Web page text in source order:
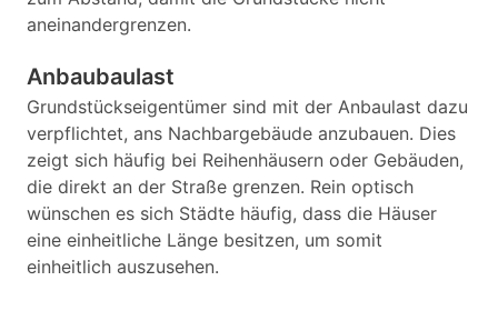
aneinandergrenzen.
Anbaubaulast
Grundstückseigentümer sind mit der Anbaulast dazu
verpflichtet, ans Nachbargebäude anzubauen. Dies
zeigt sich häufig bei Reihenhäusern oder Gebäuden,
die direkt an der Straße grenzen. Rein optisch
wünschen es sich Städte häufig, dass die Häuser
eine einheitliche Länge besitzen, um somit
einheitlich auszusehen.